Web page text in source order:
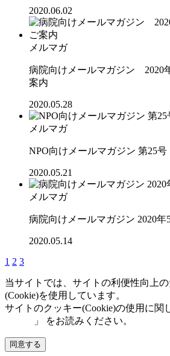
2020.06.02
メルマガ
病院向けメールマガジン 2020
案内
2020.05.28
メルマガ
NPO向けメールマガジン 第25号
2020.05.21
メルマガ
病院向けメールマガジン 2020
2020.05.14
1 2 3
当サイトでは、サイトの利便性向上
(Cookie)を使用しています。
サイトのクッキー(Cookie)の使用に関
」 をお読みください。
同意する